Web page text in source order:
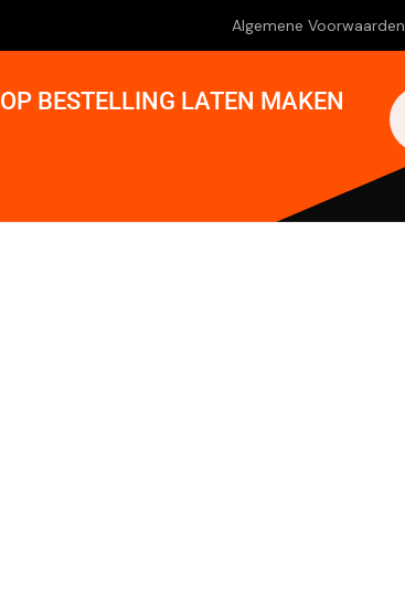
Algemene Voorwaarden
OP BESTELLING LATEN MAKEN